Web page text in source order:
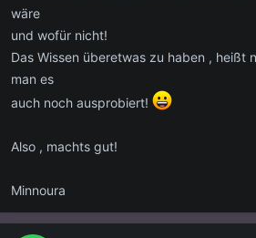
wäre
und wofür nicht!
Das Wissen überetwas zu haben , heißt
man es
auch noch ausprobiert!
Also , machts gut!
Minnoura